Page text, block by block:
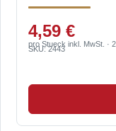
4,59 €
pro Stueck inkl. MwSt. ·
SKU: 2443